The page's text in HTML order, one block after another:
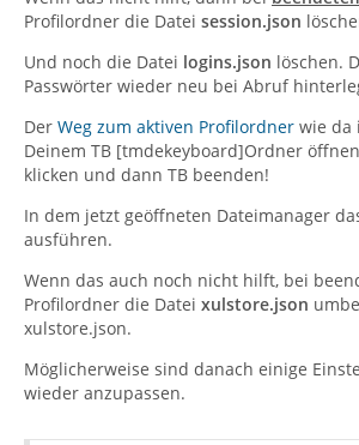
Profilordner die Datei session.json
Und noch die Datei logins.json löschen.
Passwörter wieder neu bei Abruf
Der Weg zum aktiven Profilordner wie da
Deinem TB [tmdekeyboard]Ordner
klicken und dann TB beenden!
In dem jetzt geöffneten Dateimanager
ausführen.
Wenn das auch noch nicht hilft, bei
Profilordner die Datei xulstore.json
xulstore.json.
Möglicherweise sind danach einige
wieder anzupassen.